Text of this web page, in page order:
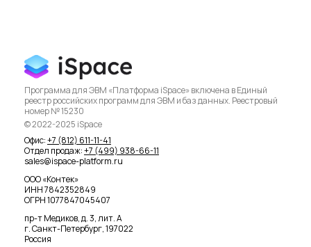
© 2022-2025 iSpace
Программа для ЭВМ «Платформа iSpace» включена в Единый
реестр российских программ для ЭВМ и баз данных. Реестровый
номер № 15230
Офис:+7 (812) 611-11-41
Отдел продаж:+7 (499) 938-66-11
sales@ispace-platform.ru
ООО «Контек»
ИНН 7842352849
ОГРН 1077847045407
пр-т Медиков, д. 3, лит. А
г. Санкт-Петербург, 197022
Россия